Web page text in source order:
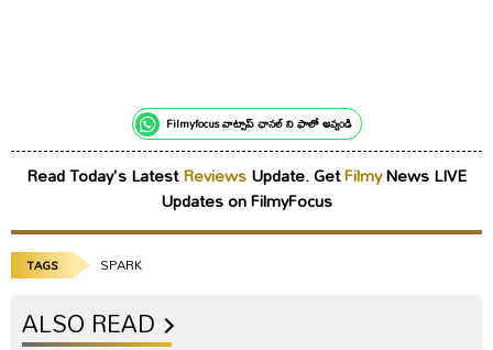
Filmyfocus వాట్సాప్ ఛానల్ ని ఫాలో అవ్వండి
Read Today's LatestReviewsUpdate. GetFilmyNews LIVE
Updates on FilmyFocus
TAGS SPARK
ALSO READ